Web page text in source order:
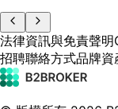
法律資訊與免責聲明
招聘聯絡方式品牌資